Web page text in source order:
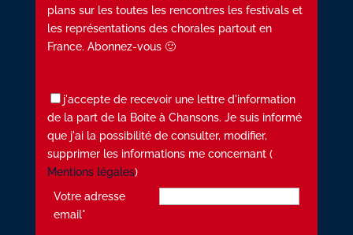
plans sur les toutes les rencontres les festivals et
les représentations des chorales partout en
France. Abonnez-vous 🙂
j'accepte de recevoir une lettre d'information
de la part de la Boite à Chansons. Je suis informé
que j'ai la possibilité de consulter, modifier,
supprimer les informations me concernant (
Mentions légales)
Votre adresse
email*